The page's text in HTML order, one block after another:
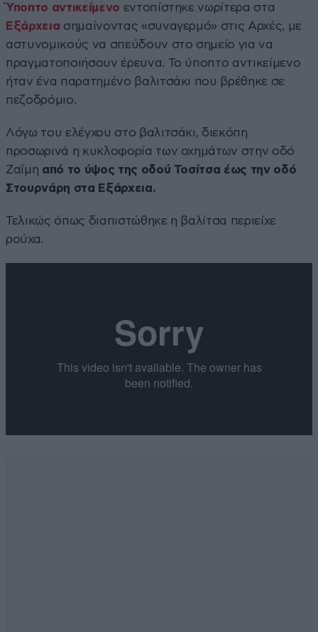
Ύποπτο αντικείμενο εντοπίστηκε νωρίτερα στα
Εξάρχεια σημαίνοντας «συναγερμό» στις Αρχές, με
αστυνομικούς να σπεύδουν στο σημείο για να
πραγματοποιήσουν έρευνα. Το ύποπτο αντικείμενο
ήταν ένα παρατημένο βαλιτσάκι που βρέθηκε σε
πεζοδρόμιο.
Λόγω του ελέγχου στο βαλιτσάκι, διεκόπη
προσωρινά η κυκλοφορία των οχημάτων στην οδό
Ζαΐμη από το ύψος της οδού Τοσίτσα έως την οδό
Στουρνάρη στα Εξάρχεια.
Τελικώς όπως διαπιστώθηκε η βαλίτσα περιείχε
ρούχα.